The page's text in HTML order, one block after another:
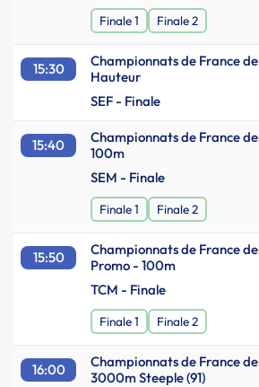
Finale 1 Finale 2
15:30
Championnats de France
Hauteur
SEF - Finale
15:40
Championnats de France
100m
SEM - Finale
Finale 1 Finale 2
15:50
Championnats de France
Promo - 100m
TCM - Finale
Finale 1 Finale 2
16:00
Championnats de France
3000m Steeple (91)